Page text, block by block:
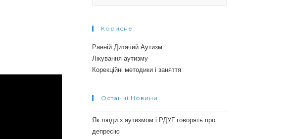
Корисне
Ранній Дитячий Аутизм
Лікування аутизму
Корекційні методики і заняття
Останні Новини
Як люди з аутизмом і РДУГ говорять про
депресію